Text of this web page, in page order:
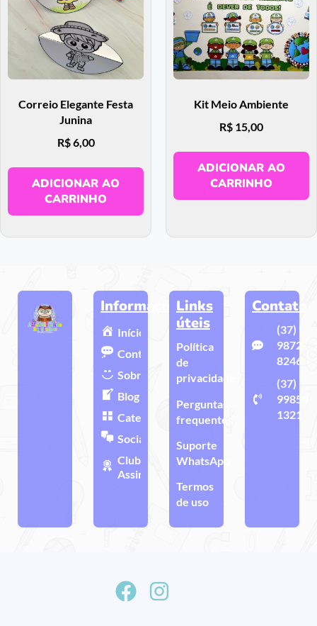
Correio Elegante Festa
Junina
R$6,00
ADICIONAR AO
CARRINHO
Kit Meio Ambiente
R$ 15,00
ADICIONAR AO
CARRINHO
Informações
Início
Contato
Sobre
Blog
Categorias
Sociais
Clube de
Assinatura
Links
úteis
Política
de
privacidade
Perguntas
frequentes
Suporte
WhatsApp
Termos
de uso
Contato
(37)
9872-
8246
(37)
99858-
1321